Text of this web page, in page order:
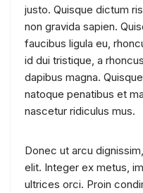
justo. Quisque dictum
non gravida sapien.
faucibus ligula eu,
id dui tristique, a
dapibus magna.
natoque penatibus et
nascetur ridiculus mus.
Donec ut arcu
elit. Integer ex metus,
ultrices orci. Proin